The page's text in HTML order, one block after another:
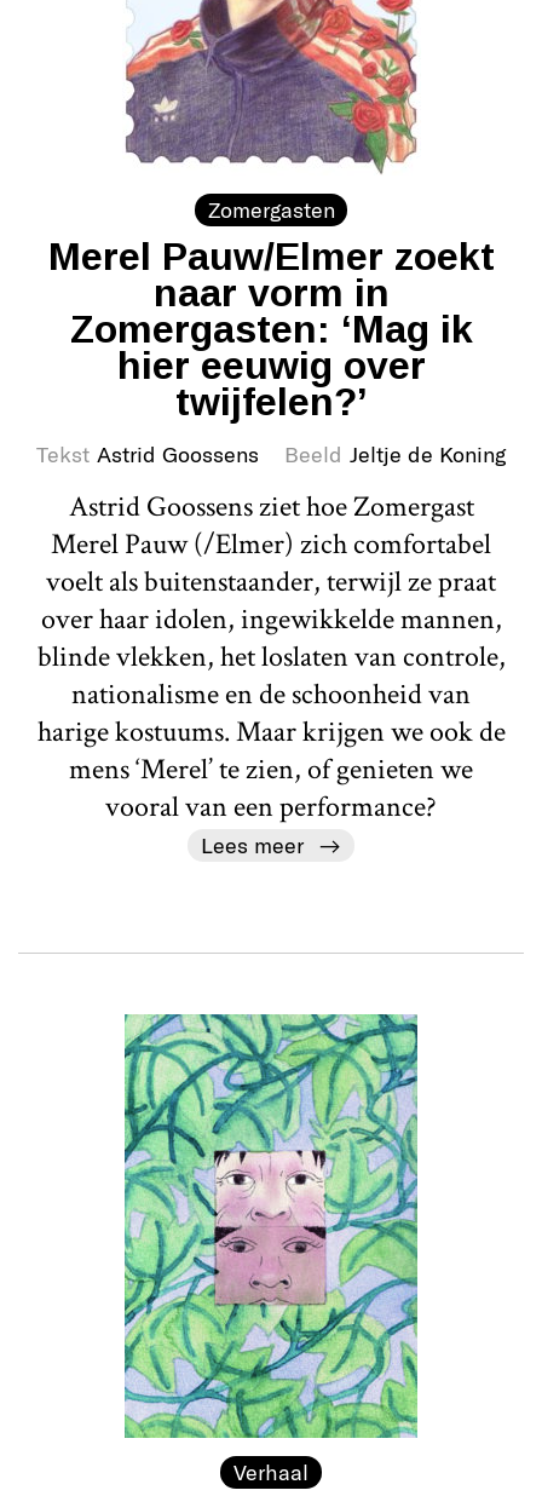
Zomergasten
Merel Pauw/Elmer zoekt
naar vorm in
Zomergasten: ‘Mag ik
hier eeuwig over
twijfelen?’
Tekst Astrid Goossens Beeld Jeltje de Koning
Astrid Goossens ziet hoe Zomergast
Merel Pauw (/Elmer) zich comfortabel
voelt als buitenstaander, terwijl ze praat
over haar idolen, ingewikkelde mannen,
blinde vlekken, het loslaten van controle,
nationalisme en de schoonheid van
harige kostuums. Maar krijgen we ook de
mens ‘Merel’ te zien, of genieten we
vooral van een performance?
Lees meer
Verhaal